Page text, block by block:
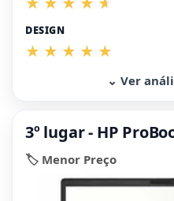
DESIGN
⌄ Ver
3º lugar - HP
🏷️ Menor Preço